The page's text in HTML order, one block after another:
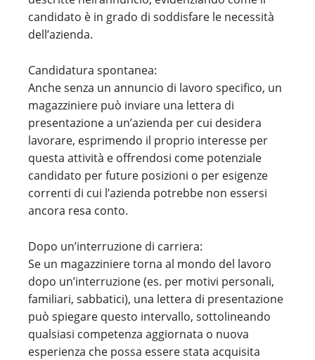
candidato è in grado di soddisfare le necessità
dell’azienda.
Candidatura spontanea:
Anche senza un annuncio di lavoro specifico, un
magazziniere può inviare una lettera di
presentazione a un’azienda per cui desidera
lavorare, esprimendo il proprio interesse per
questa attività e offrendosi come potenziale
candidato per future posizioni o per esigenze
correnti di cui l’azienda potrebbe non essersi
ancora resa conto.
Dopo un’interruzione di carriera:
Se un magazziniere torna al mondo del lavoro
dopo un’interruzione (es. per motivi personali,
familiari, sabbatici), una lettera di presentazione
può spiegare questo intervallo, sottolineando
qualsiasi competenza aggiornata o nuova
esperienza che possa essere stata acquisita